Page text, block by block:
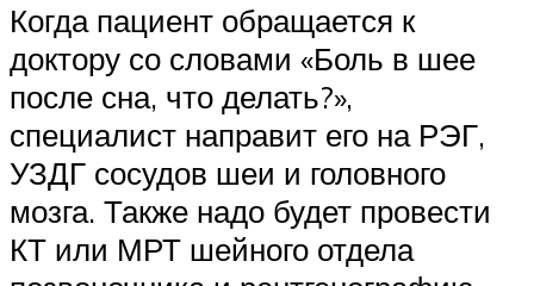
Когда пациент обращается к
доктору со словами «Боль в шее
после сна, что делать?»,
специалист направит его на РЭГ,
УЗДГ сосудов шеи и головного
мозга. Также надо будет провести
КТ или МРТ шейного отдела